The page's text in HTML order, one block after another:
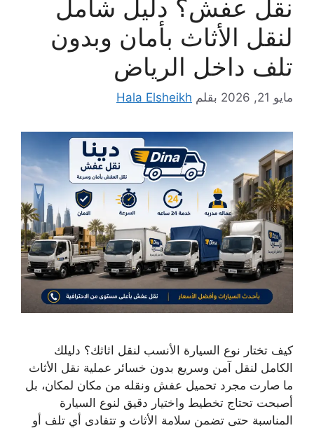
نقل عفش؟ دليل شامل
لنقل الأثاث بأمان وبدون
تلف داخل الرياض
مايو 21, 2026 بقلم Hala Elsheikh
كيف تختار نوع السيارة الأنسب لنقل اثاثك؟ دليلك
الكامل لنقل آمن وسريع بدون خسائر عملية نقل الأثاث
ما صارت مجرد تحميل عفش ونقله من مكان لمكان، بل
أصبحت تحتاج تخطيط واختيار دقيق لنوع السيارة
المناسبة حتى تضمن سلامة الأثاث و تتفادى أي تلف أو